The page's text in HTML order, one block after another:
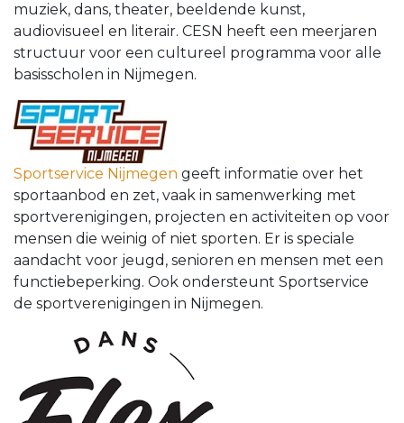
muziek, dans, theater, beeldende kunst,
audiovisueel en literair. CESN heeft een meerjaren
structuur voor een cultureel programma voor alle
basisscholen in Nijmegen.
Sportservice Nijmegen geeft informatie over het
sportaanbod en zet, vaak in samenwerking met
sportverenigingen, projecten en activiteiten op voor
mensen die weinig of niet sporten. Er is speciale
aandacht voor jeugd, senioren en mensen met een
functiebeperking. Ook ondersteunt Sportservice
de sportverenigingen in Nijmegen.